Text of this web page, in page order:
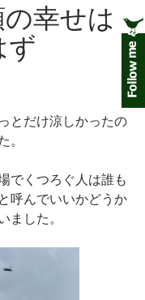
幸せは
ず
とだけ涼しかったの
。
でくつろぐ人は誰も
呼んでいいかどうか
ました。